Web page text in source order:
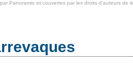
Panoramio et couvertes par les droits d'auteurs de